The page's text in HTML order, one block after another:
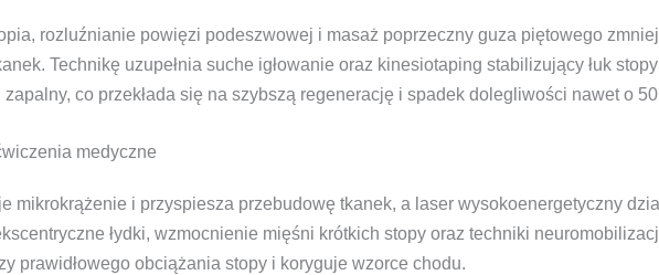
rozluźnianie powięzi podeszwowej i masaż poprzeczny guza piętowego
Technikę uzupełnia suche igłowanie oraz kinesiotaping stabilizujący łuk
co przekłada się na szybszą regenerację i spadek dolegliwości nawet o
medyczne
mikrokrążenie i przyspiesza przebudowę tkanek, a laser wysokoenergetyczny
łydki, wzmocnienie mięśni krótkich stopy oraz techniki
prawidłowego obciążania stopy i koryguje wzorce chodu.